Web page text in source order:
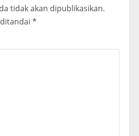
tidak akan dipublikasikan.
*